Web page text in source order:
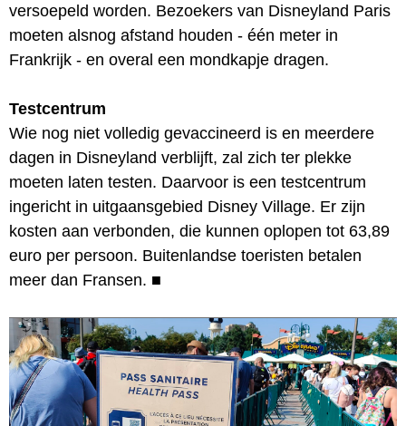
versoepeld worden. Bezoekers van Disneyland Paris
moeten alsnog afstand houden - één meter in
Frankrijk - en overal een mondkapje dragen.
Testcentrum
Wie nog niet volledig gevaccineerd is en meerdere
dagen in Disneyland verblijft, zal zich ter plekke
moeten laten testen. Daarvoor is een testcentrum
ingericht in uitgaansgebied Disney Village. Er zijn
kosten aan verbonden, die kunnen oplopen tot 63,89
euro per persoon. Buitenlandse toeristen betalen
meer dan Fransen. ■